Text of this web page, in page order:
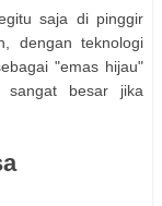
saja di pinggir
dengan teknologi
"emas hijau"
sangat besar jika